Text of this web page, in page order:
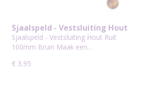
Sjaalspeld - Vestsluiting Hout
Ruit 100mm Bruin
Sjaalspeld - Vestsluiting Hout Ruit
100mm Bruin Maak een…
€ 3,95